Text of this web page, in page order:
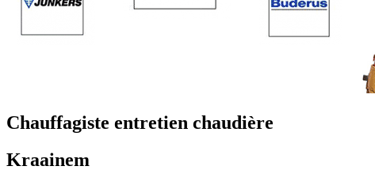
Chauffagiste entretien chaudière
Kraainem